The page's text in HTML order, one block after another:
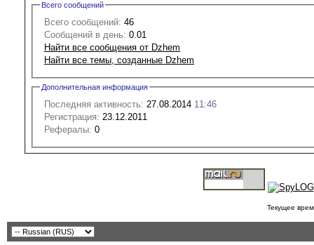
Всего сообщений
Всего сообщений: 46
Сообщений в день: 0.01
Найти все сообщения от Dzhem
Найти все темы, созданные Dzhem
Дополнительная информация
Последняя активность: 27.08.2014 11:46
Регистрация: 23.12.2011
Рефералы: 0
Текущее